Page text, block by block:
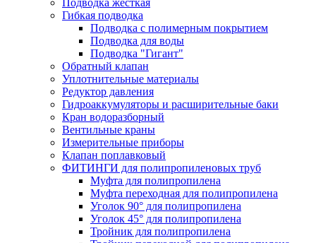
Подводка жесткая
Гибкая подводка
Подводка с полимерным покрытием
Подводка для воды
Подводка "Гигант"
Обратный клапан
Уплотнительные материалы
Редуктор давления
Гидроаккумуляторы и расширительные баки
Кран водоразборный
Вентильные краны
Измерительные приборы
Клапан поплавковый
ФИТИНГИ для полипропиленовых труб
Муфта для полипропилена
Муфта переходная для полипропилена
Уголок 90° для полипропилена
Уголок 45° для полипропилена
Тройник для полипропилена